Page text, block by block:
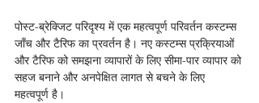
पोस्ट-ब्रेक्जिट परिदृश्य में एक महत्वपूर्ण परिवर्तन कस्टम्स
जाँच और टैरिफ का प्रवर्तन है। नए कस्टम्स प्रक्रियाओं
और टैरिफ को समझना व्यापारों के लिए सीमा-पार व्यापार को
सहज बनाने और अनपेक्षित लागत से बचने के लिए
महत्वपूर्ण है।